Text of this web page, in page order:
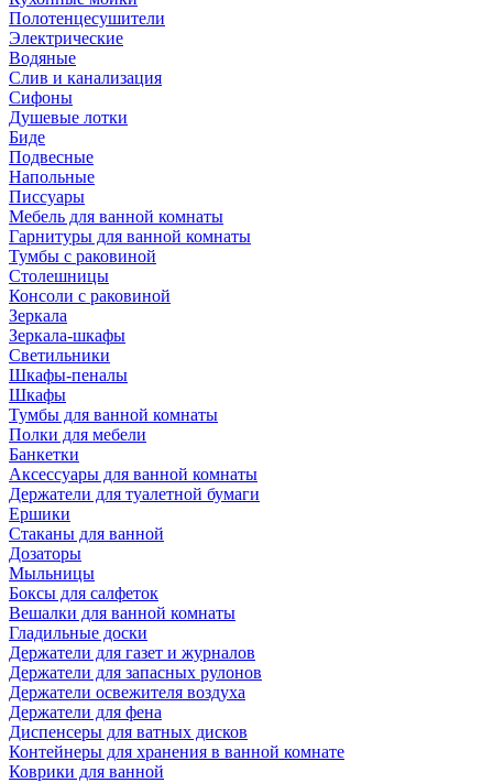
Полотенцесушители
Электрические
Водяные
Слив и канализация
Сифоны
Душевые лотки
Биде
Подвесные
Напольные
Писсуары
Мебель для ванной комнаты
Гарнитуры для ванной комнаты
Тумбы с раковиной
Столешницы
Консоли с раковиной
Зеркала
Зеркала-шкафы
Светильники
Шкафы-пеналы
Шкафы
Тумбы для ванной комнаты
Полки для мебели
Банкетки
Аксессуары для ванной комнаты
Держатели для туалетной бумаги
Ершики
Стаканы для ванной
Дозаторы
Мыльницы
Боксы для салфеток
Вешалки для ванной комнаты
Гладильные доски
Держатели для газет и журналов
Держатели для запасных рулонов
Держатели освежителя воздуха
Держатели для фена
Диспенсеры для ватных дисков
Контейнеры для хранения в ванной комнате
Коврики для ванной